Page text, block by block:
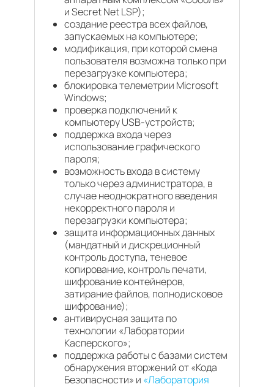
и Secret Net LSP);
создание реестра всех файлов,
запускаемых на компьютере;
модификация, при которой смена
пользователя возможна только при
перезагрузке компьютера;
блокировка телеметрии Microsoft
Windows;
проверка подключений к
компьютеру USB-устройств;
поддержка входа через
использование графического
пароля;
возможность входа в систему
только через администратора, в
случае неоднократного введения
некорректного пароля и
перезагрузки компьютера;
защита информационных данных
(мандатный и дискреционный
контроль доступа, теневое
копирование, контроль печати,
шифрование контейнеров,
затирание файлов, полнодисковое
шифрование);
антивирусная защита по
технологии «Лаборатории
Касперского»;
поддержка работы с базами систем
обнаружения вторжений от «Кода
Безопасности» и «Лаборатория